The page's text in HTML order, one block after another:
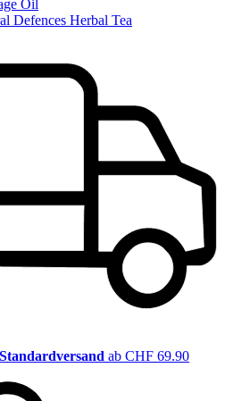
Oil
Defences Herbal Tea
ab CHF 69.90